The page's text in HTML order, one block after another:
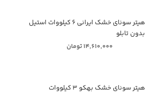
هیتر سونای خشک ایرانی ۶ کیلووات استیل
بدون تابلو
۱۴,۶۱۰,۰۰۰ تومان
هیتر سونای خشک بهکو ۳ کیلووات